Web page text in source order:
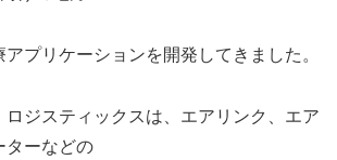
プリケーションを開発してきました。
ロジスティックスは、エアリンク、エア
ターなどの